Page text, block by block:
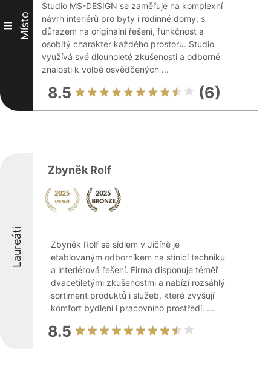
III Místo
Studio MS-DESIGN se zaměřuje na komplexní
návrh interiérů pro byty i rodinné domy, s
důrazem na originální řešení, funkčnost a
osobitý charakter každého prostoru. Studio
využívá své dlouholeté zkušenosti a odborné
znalosti k volbě osvědčených ...
8.5 (6)
Laureáti
Zbyněk Rolf
Zbyněk Rolf se sídlem v Jičíně je
etablovaným odborníkem na stínicí techniku
a interiérová řešení. Firma disponuje téměř
dvacetiletými zkušenostmi a nabízí rozsáhlý
sortiment produktů i služeb, které zvyšují
komfort bydlení i pracovního prostředí. ...
8.5